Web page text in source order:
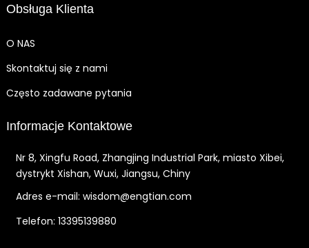
Obsługa Klienta
O NAS
Skontaktuj się z nami
Często zadawane pytania
Informacje Kontaktowe
Nr 8, Xingfu Road, Zhangjing Industrial Park, miasto Xibei,
dystrykt Xishan, Wuxi, Jiangsu, Chiny
Adres e-mail: wisdom@engtian.com
Telefon: 13395139880